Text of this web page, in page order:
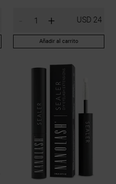
USD 24
+
Añadir al carrito